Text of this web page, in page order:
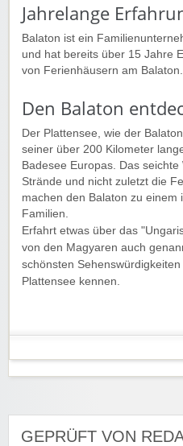
Jahrelange
Balaton ist ein
und hat bereits über 15 Jahre
von Ferienhäusern am Balaton.
Den Balaton
Der Plattensee, wie der
seiner über 200 Kilometer
Badesee Europas. Das
Strände und nicht zuletzt die
machen den Balaton zu einem
Familien.
Erfahrt etwas über das
von den Magyaren auch
schönsten
Plattensee kennen.
GEPRÜFT VON